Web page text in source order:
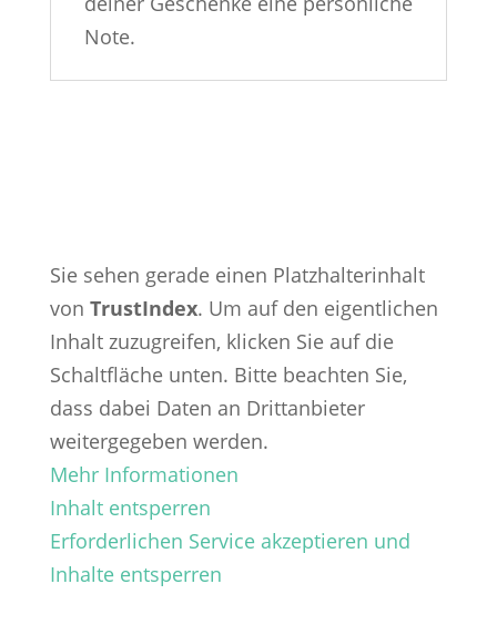
Note.
Sie sehen gerade einen Platzhalterinhalt
von TrustIndex. Um auf den eigentlichen
Inhalt zuzugreifen, klicken Sie auf die
Schaltfläche unten. Bitte beachten Sie,
dass dabei Daten an Drittanbieter
weitergegeben werden.
Mehr Informationen
Inhalt entsperren
Erforderlichen Service akzeptieren und
Inhalte entsperren